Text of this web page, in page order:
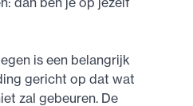
is een belangrijk
gericht op dat wat
zal gebeuren. De